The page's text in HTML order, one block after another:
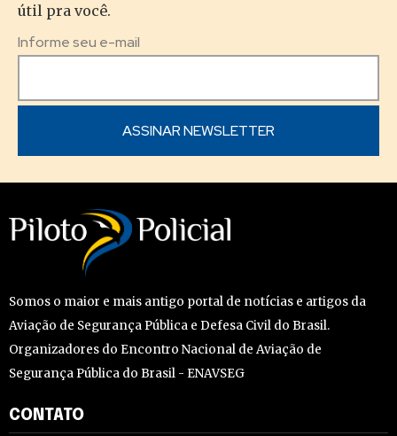
útil pra você.
Informe seu e-mail
Somos o maior e mais antigo portal de notícias e artigos da
Aviação de Segurança Pública e Defesa Civil do Brasil.
Organizadores do Encontro Nacional de Aviação de
Segurança Pública do Brasil - ENAVSEG
CONTATO